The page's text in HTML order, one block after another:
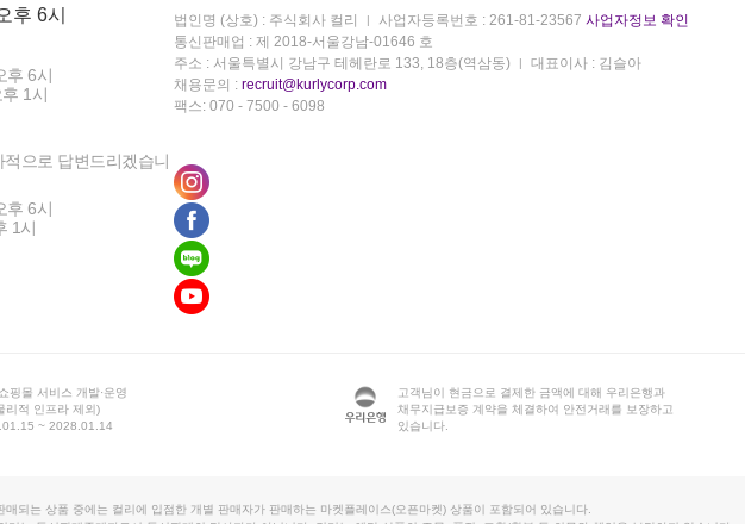
후 6시
후 6시
1시
으로 답변드리겠습니
후 6시
1시
법인명 (상호) : 주식회사 컬리 사업자등록번호 : 261-81-23567 사업자정보 확인
통신판매업 : 제 2018-서울강남-01646 호
주소 : 서울특별시 강남구 테헤란로 133, 18층(역삼동)
대표이사 : 김슬아
채용문의 : recruit@kurlycorp.com
팩스: 070 - 7500 - 6098
핑몰 서비스 개발·운영
리적 인프라 제외)
~ 2028.01.14
고객님이 현금으로 결제한 금액에 대해 우리은행과
채무지급보증 계약을 체결하여 안전거래를 보장하고
있습니다.
매되는 상품 중에는 컬리에 입점한 개별 판매자가 판매하는 마켓플레이스(오픈마켓) 상품이 포함되어 있습니다.